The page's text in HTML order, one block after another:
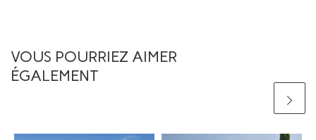
VOUS POURRIEZ AIMER
ÉGALEMENT